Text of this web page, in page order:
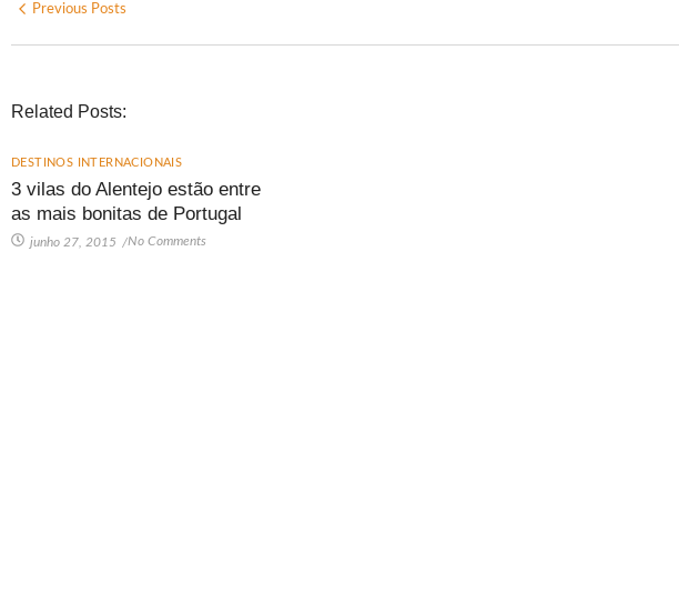
Previous Posts
Related Posts:
DESTINOS INTERNACIONAIS
3 vilas do Alentejo estão entre
as mais bonitas de Portugal
junho 27, 2015 /No Comments